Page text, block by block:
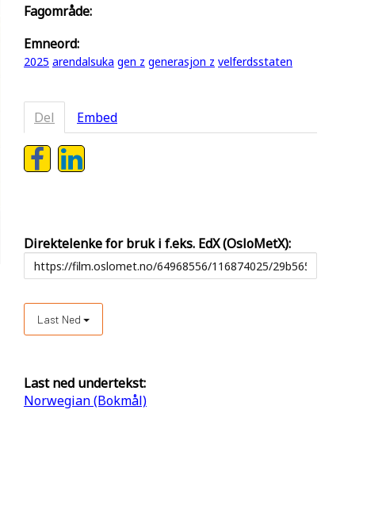
Fagområde:
Emneord:
2025 arendalsuka gen z generasjon z velferdsstaten
Del Embed
Direktelenke for bruk i f.eks. EdX (OsloMetX):
Last Ned
Last ned undertekst:
Norwegian (Bokmål)